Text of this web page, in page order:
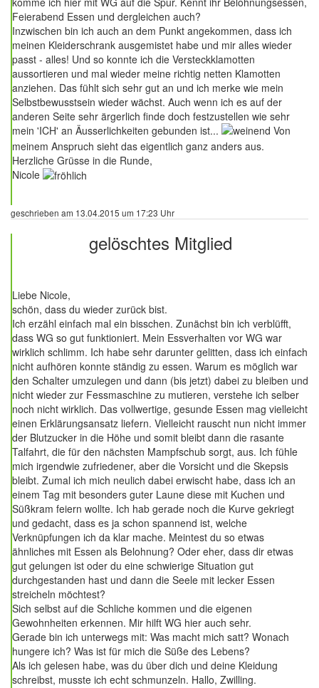
Feierabend Essen und dergleichen auch?
Inzwischen bin ich auch an dem Punkt angekommen, dass ich
meinen Kleiderschrank ausgemistet habe und mir alles wieder
passt - alles! Und so konnte ich die Versteckklamotten
aussortieren und mal wieder meine richtig netten Klamotten
anziehen. Das fühlt sich sehr gut an und ich merke wie mein
Selbstbewusstsein wieder wächst. Auch wenn ich es auf der
anderen Seite sehr ärgerlich finde doch festzustellen wie sehr
mein 'ICH' an Äusserlichkeiten gebunden ist...
Von
meinem Anspruch sieht das eigentlich ganz anders aus.
Herzliche Grüsse in die Runde,
Nicole
geschrieben am 13.04.2015 um 17:23 Uhr
gelöschtes Mitglied
Liebe Nicole,
schön, dass du wieder zurück bist.
Ich erzähl einfach mal ein bisschen. Zunächst bin ich verblüfft,
dass WG so gut funktioniert. Mein Essverhalten vor WG war
wirklich schlimm. Ich habe sehr darunter gelitten, dass ich einfach
nicht aufhören konnte ständig zu essen. Warum es möglich war
den Schalter umzulegen und dann (bis jetzt) dabei zu bleiben und
nicht wieder zur Fessmaschine zu mutieren, verstehe ich selber
noch nicht wirklich. Das vollwertige, gesunde Essen mag vielleicht
einen Erklärungsansatz liefern. Vielleicht rauscht nun nicht immer
der Blutzucker in die Höhe und somit bleibt dann die rasante
Talfahrt, die für den nächsten Mampfschub sorgt, aus. Ich fühle
mich irgendwie zufriedener, aber die Vorsicht und die Skepsis
bleibt. Zumal ich mich neulich dabei erwischt habe, dass ich an
einem Tag mit besonders guter Laune diese mit Kuchen und
Süßkram feiern wollte. Ich hab gerade noch die Kurve gekriegt
und gedacht, dass es ja schon spannend ist, welche
Verknüpfungen ich da klar mache. Meintest du so etwas
ähnliches mit Essen als Belohnung? Oder eher, dass dir etwas
gut gelungen ist oder du eine schwierige Situation gut
durchgestanden hast und dann die Seele mit lecker Essen
streicheln möchtest?
Sich selbst auf die Schliche kommen und die eigenen
Gewohnheiten erkennen. Mir hilft WG hier auch sehr.
Gerade bin ich unterwegs mit: Was macht mich satt? Wonach
hungere ich? Was ist für mich die Süße des Lebens?
Als ich gelesen habe, was du über dich und deine Kleidung
schreibst, musste ich echt schmunzeln. Hallo, Zwilling.